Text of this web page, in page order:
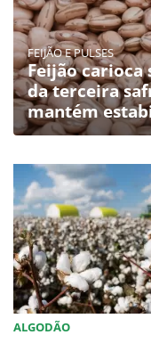
FEIJÃO E PULSES
Feijão carioca
da terceira
mantém
ALGODÃO